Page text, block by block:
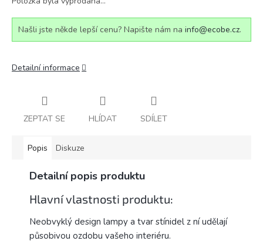
Našli jste někde lepší cenu? Napište nám na info@ecobe.cz.
Detailní informace
ZEPTAT SE HLÍDAT SDÍLET
Popis Diskuze
Detailní popis produktu
Hlavní vlastnosti produktu:
Neobvyklý design lampy a tvar stínidel z ní udělají
působivou ozdobu vašeho interiéru.